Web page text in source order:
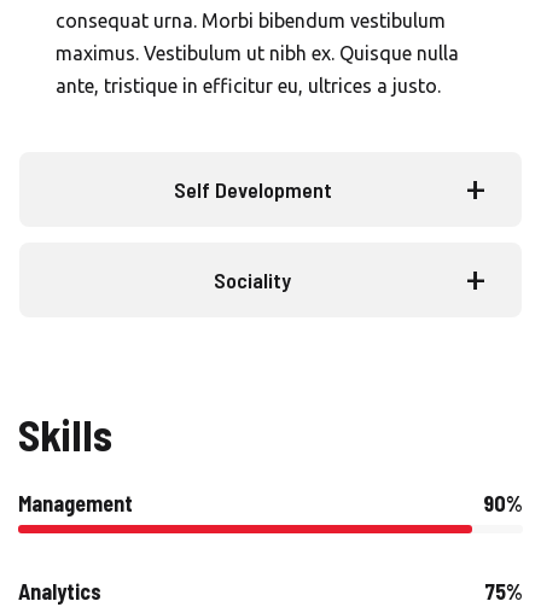
consequat urna. Morbi bibendum vestibulum
maximus. Vestibulum ut nibh ex. Quisque nulla
ante, tristique in efficitur eu, ultrices a justo.
Self Development
Sociality
Skills
Management 90%
Analytics 75%